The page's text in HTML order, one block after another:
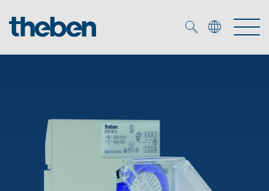
KNX
Smart Home
Serviço
Biblioteca de mídia
Soluções